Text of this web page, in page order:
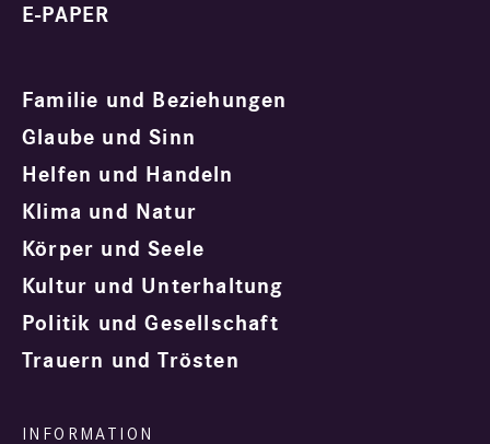
E-PAPER
Familie und Beziehungen
Glaube und Sinn
Helfen und Handeln
Klima und Natur
Körper und Seele
Kultur und Unterhaltung
Politik und Gesellschaft
Trauern und Trösten